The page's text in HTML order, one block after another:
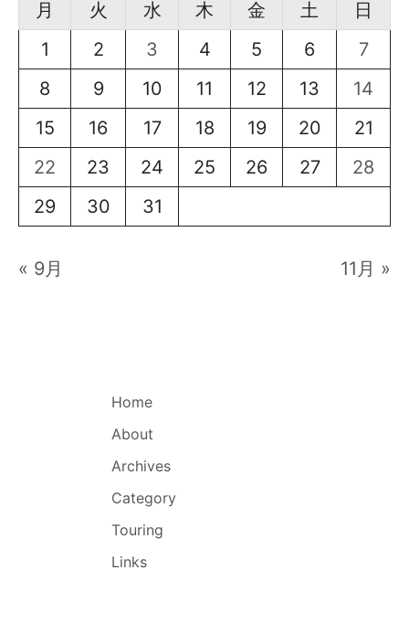
月
火 水 木 金 土
日
1
2 3 4 5 6
7
8
9 10 11 12 13
14
15
16 17 18 19 20
21
22
23 24 25 26 27
28
29
30 31
« 9月 11月 »
Home
About
Archives
Category
Touring
Links